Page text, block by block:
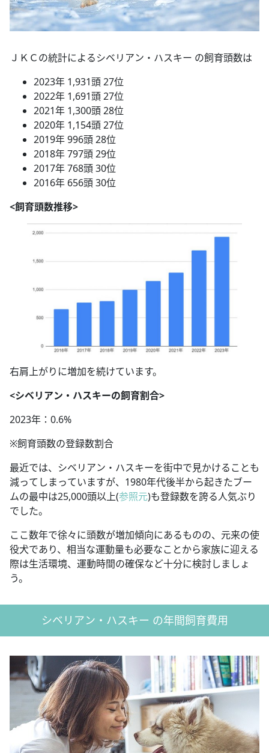
ＪＫＣの統計によるシベリアン・ハスキー の飼育頭数は
2023年 1,931頭 27位
2022年 1,691頭 27位
2021年 1,300頭 28位
2020年 1,154頭 27位
2019年 996頭 28位
2018年 797頭 29位
2017年 768頭 30位
2016年 656頭 30位
<飼育頭数推移>
右肩上がりに増加を続けています。
<シベリアン・ハスキーの飼育割合>
2023年：0.6%
※飼育頭数の登録数割合
最近では、シベリアン・ハスキーを街中で見かけることも
減ってしまっていますが、1980年代後半から起きたブー
ムの最中は25,000頭以上(参照元)も登録数を誇る人気ぶり
でした。
ここ数年で徐々に頭数が増加傾向にあるものの、元来の使
役犬であり、相当な運動量も必要なことから家族に迎える
際は生活環境、運動時間の確保など十分に検討しましょ
う。
シベリアン・ハスキー の年間飼育費用